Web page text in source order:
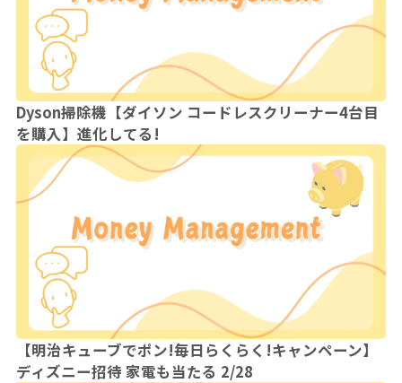
Dyson掃除機【ダイソン コードレスクリーナー4台目
を購入】進化してる!
【明治キューブでポン!毎日らくらく!キャンペーン】
ディズニー招待 家電も当たる 2/28